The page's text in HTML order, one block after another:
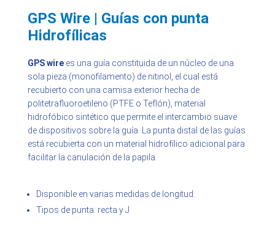
GPS Wire | Guías con punta
Hidrofílicas
GPS wirees una guía constituida de un núcleo de una
sola pieza (monofilamento) de nitinol, el cual está
recubierto con una camisa exterior hecha de
politetrafluoroetileno (PTFE o Teflón), material
hidrofóbico sintético que permite el intercambio suave
de dispositivos sobre la guía. La punta distal de las guías
está recubierta con un material hidrofílico adicional para
facilitar la canulación de la papila.
Disponible en varias medidas de longitud.
Tipos de punta: recta y J